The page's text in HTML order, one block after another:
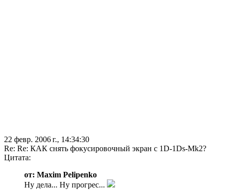
22 февр. 2006 г., 14:34:30
Re: Re: КАК снять фокусировочный экран с 1D-1Ds-Mk2?
Цитата:
от: Maxim Pelipenko
Ну дела... Ну прогрес...